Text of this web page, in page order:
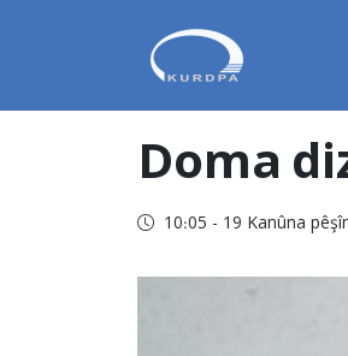
Doma
10:05 - 19 Kanûna